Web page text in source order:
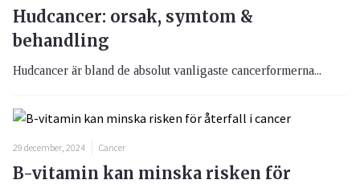
Hudcancer: orsak, symtom &
behandling
Hudcancer är bland de absolut vanligaste cancerformerna...
29 december, 2024 Cancer
B-vitamin kan minska risken för